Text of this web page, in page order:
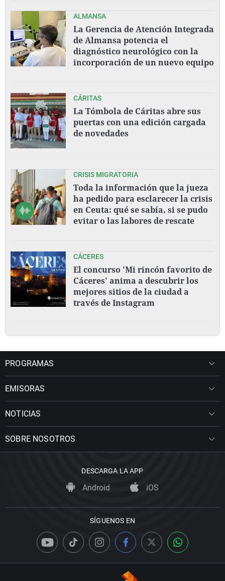
ALMANSA
La Gerencia de Atención Integrada
de Almansa potencia el
diagnóstico neurológico con la
incorporación de un nuevo equipo
CÁRITAS
La Tómbola de Cáritas abre sus
puertas con una edición cargada
de novedades
CRISIS MIGRATORIA
Toda la información que la jueza
ha pedido para esclarecer la crisis
en Ceuta: qué se sabía, si se pudo
evitar o las labores de rescate
CÁCERES
El concurso 'Mi rincón favorito de
Cáceres' anima a descubrir los
mejores sitios de la ciudad a
través de Instagram
PROGRAMAS
EMISORAS
NOTICIAS
SOBRE NOSOTROS
DESCARGA LA APP
Android iOS
SÍGUENOS EN